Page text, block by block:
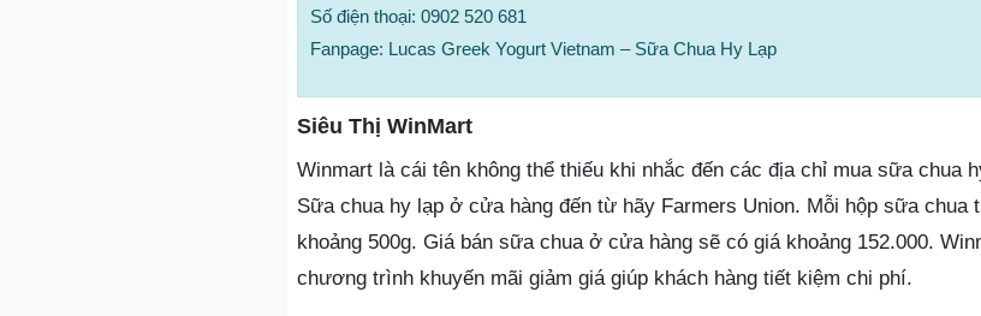
Số điện thoại: 0902 520 681
Fanpage: Lucas Greek Yogurt Vietnam – Sữa Chua Hy Lạp
Siêu Thị WinMart
Winmart là cái tên không thể thiếu khi nhắc đến các địa chỉ mua sữa chua
Sữa chua hy lạp ở cửa hàng đến từ hãy Farmers Union. Mỗi hộp sữa chua
khoảng 500g. Giá bán sữa chua ở cửa hàng sẽ có giá khoảng 152.000.
chương trình khuyến mãi giảm giá giúp khách hàng tiết kiệm chi phí.